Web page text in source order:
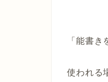
「能書
使われる